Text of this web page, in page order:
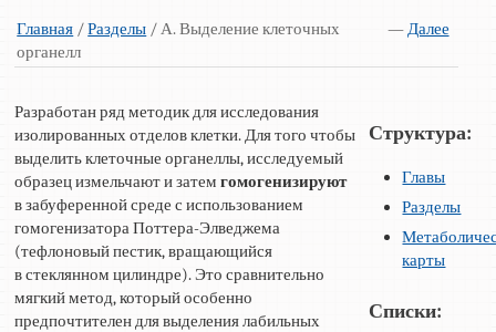
Главная / —Далее
Разделы / А. Выделение клеточных
органелл
Разработан ряд методик для исследования
изолированных отделов клетки. Для того чтобы
выделить клеточные органеллы, исследуемый
образец измельчают и затемгомогенизируют
в забуференной среде с использованием
гомогенизатора Поттера-Элведжема
(тефлоновый пестик, вращающийся
в стеклянном цилиндре). Это сравнительно
мягкий метод, который особенно
предпочтителен для выделения лабильных
Структура:
Главы
Разделы
карты
Списки: